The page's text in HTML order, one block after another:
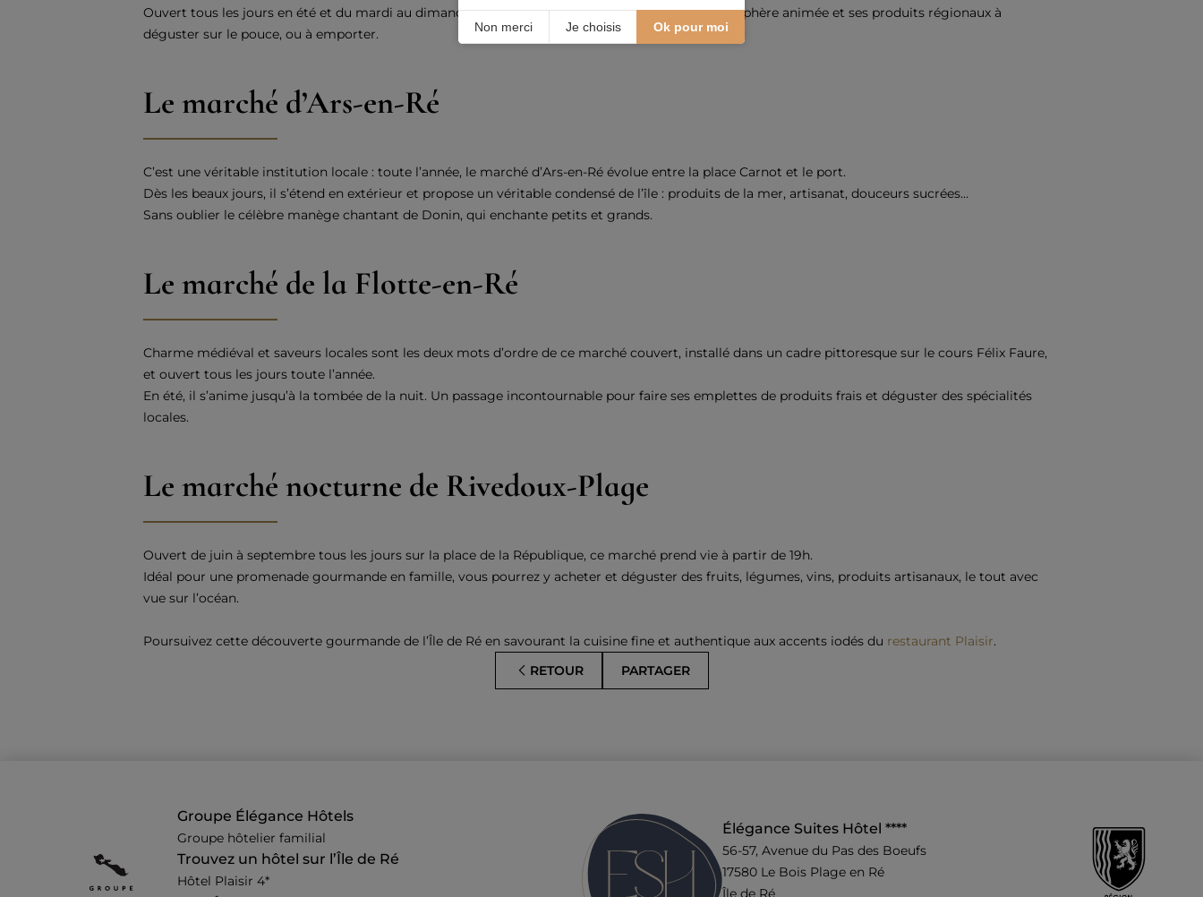
Ouvert tous les jours en été et du mardi au dimanche le reste de l’année, il séduit par son atmosphère animée et ses produits régionaux à
déguster sur le pouce, ou à emporter.
Le marché d’Ars-en-Ré
C’est une véritable institution locale : toute l’année, le marché d’Ars-en-Ré évolue entre la place Carnot et le port.
Dès les beaux jours, il s’étend en extérieur et propose un véritable condensé de l’île : produits de la mer, artisanat, douceurs sucrées…
Sans oublier le célèbre manège chantant de Donin, qui enchante petits et grands.
Le marché de la Flotte-en-Ré
Charme médiéval et saveurs locales sont les deux mots d’ordre de ce marché couvert, installé dans un cadre pittoresque sur le cours Félix Faure,
et ouvert tous les jours toute l’année.
En été, il s’anime jusqu’à la tombée de la nuit. Un passage incontournable pour faire ses emplettes de produits frais et déguster des spécialités
locales.
Le marché nocturne de Rivedoux-Plage
Ouvert de juin à septembre tous les jours sur la place de la République, ce marché prend vie à partir de 19h.
Idéal pour une promenade gourmande en famille, vous pourrez y acheter et déguster des fruits, légumes, vins, produits artisanaux, le tout avec
vue sur l’océan.
Poursuivez cette découverte gourmande de l’Île de Ré en savourant la cuisine fine et authentique aux accents iodés du restaurant Plaisir.
RETOUR
PARTAGER
Groupe Élégance Hôtels
Groupe hôtelier familial
Trouvez un hôtel sur l’Île de Ré
Hôtel Plaisir 4*
Élégance Suites Hôtel ****
56-57, Avenue du Pas des Boeufs
17580 Le Bois Plage en Ré
Île de Ré
Ok pour moi
Non merci Je choisis